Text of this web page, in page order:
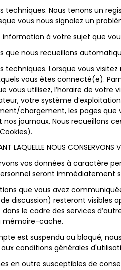
techniques. Nous tenons un
vous nous signalez un
information à votre sujet que
que nous recueillons
techniques. Lorsque vous
vous êtes connecté(e).
vous utilisez, l’horaire de
votre système
chargement, les pages que
journaux. Nous recueillons
LAQUELLE NOUS CONSERVONS
vos données à caractère
seront immédiatement
que vous avez
discussion) resteront visibles
le cadre des services
mémoire-cache.
est suspendu ou bloqué,
conditions générales
en outre susceptibles de